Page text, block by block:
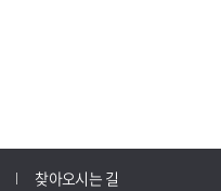
찾아오시는 길